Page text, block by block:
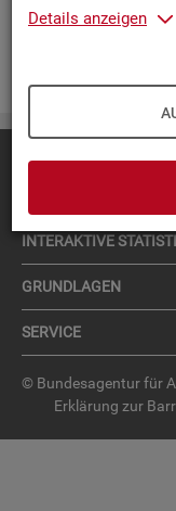
Details anzeigen
Die­ser Ser­vice ist
IN­TER­AK­TI­VE
GRUND­LA­GEN
SER­VICE
© Bundesagentur für
Erklärung zur